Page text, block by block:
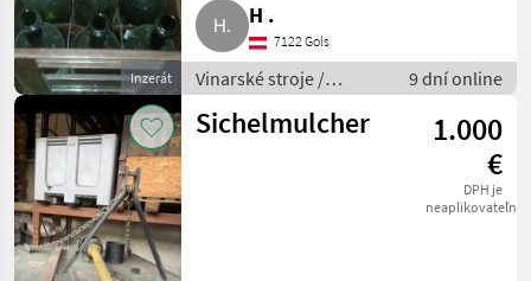
Inzerát
H .
7122 Gols
Vinarské stroje /
Ostatné stroje na
vinohradníctvo
9 dní online
Sichelmulcher
1.000
€
DPH je
neaplikovateľné